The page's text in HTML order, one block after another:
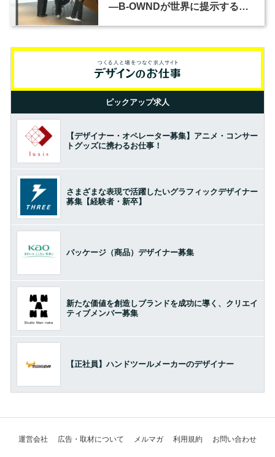
―B-OWNDが世界に提示する美
ピックアップ求人
【デザイナー・オペレーター募集】アニメ・コンサー
トグッズに携わるお仕事！
さまざまな表現で活躍したいグラフィックデザイナー
募集【経験者・新卒】
パッケージ（商品）デザイナー募集
新たな価値を創造しブランドを成功に導く、クリエイ
ティブメンバー募集
【正社員】ハンドツールメーカーのデザイナー
運営会社 広告・取材について メルマガ 利用規約 お問い合わせ